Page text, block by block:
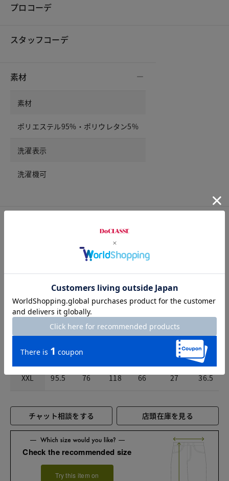
プロコーデ
スタッフコーデ
素材
素材
ポリエステル95%・ポリウレタン5%
洗濯表示
洗濯機可
ウエスト ヒップ
S 93.5 60 99 66 23 30
M 94 64 103 66 23.5 31.5
94.5 68 107 66 24.5
XL 95 72 25.5 34.5
XXL 95.5 76 118 66 27 36.5
チャット相談をする 店頭在庫を見る
Check the recommended size
Try this item on